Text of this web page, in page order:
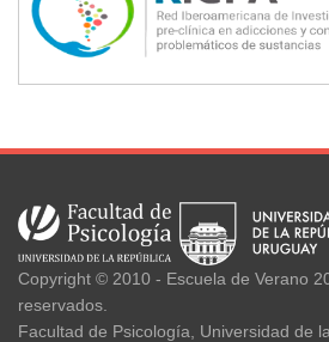
Copyright © 2010 - Escuela de Verano
reservados.
Facultad de Psicología, Universidad de